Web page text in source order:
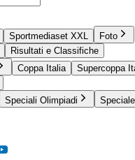
Sportmediaset XXL
Foto
Risultati e Classifiche
Coppa Italia Supercoppa
Speciali Olimpiadi